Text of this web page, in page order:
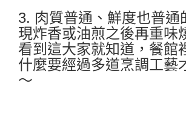
3. 肉質普通、鮮度也普通
現炸香或油煎之後再重味
看到這大家就知道，餐館
什麼要經過多道烹調工藝
～